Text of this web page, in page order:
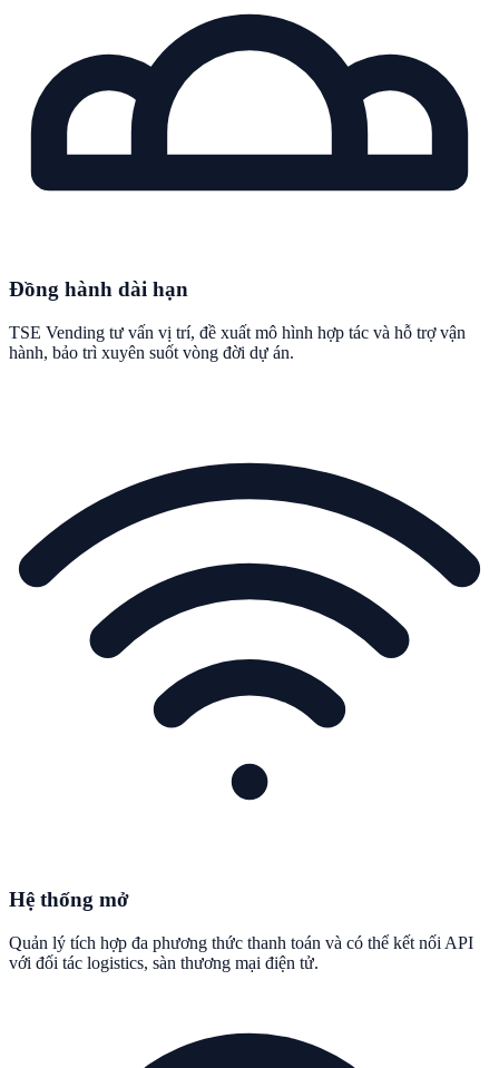
Đồng hành dài hạn
TSE Vending tư vấn vị trí, đề xuất mô hình hợp tác và hỗ trợ vận
hành, bảo trì xuyên suốt vòng đời dự án.
Hệ thống mở
Quản lý tích hợp đa phương thức thanh toán và có thể kết nối API
với đối tác logistics, sàn thương mại điện tử.